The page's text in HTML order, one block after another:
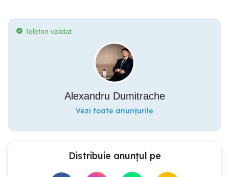
Telefon validat
Alexandru Dumitrache
Vezi toate anunțurile
Distribuie anunțul pe